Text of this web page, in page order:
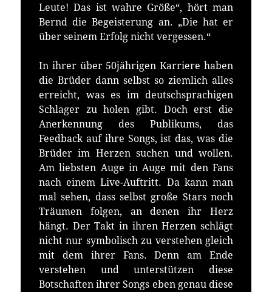
Leute! Das ist wahre Größe“, hört man
Bernd die Begeisterung an. „Die hat er
über seinem Erfolg nicht vergessen.“
In ihrer über 50jährigen Karriere haben
die Brüder dann selbst so ziemlich alles
erreicht, was es im deutschsprachigen
Schlager zu holen gibt. Doch erst die
Anerkennung des Publikums, das
Feedback auf ihre Songs, ist das, was die
Brüder im Herzen suchen und wollen.
Am liebsten Auge in Auge mit den Fans
nach einem Live-Auftritt. Da kann man
mal sehen, dass selbst große Stars noch
Träumen folgen, an denen ihr Herz
hängt. Der Takt in ihren Herzen schlägt
nicht nur symbolisch zu verstehen gleich
mit dem ihrer Fans. Denn am Ende
verstehen und unterstützen diese
Botschaften ihrer Songs eben genau diese